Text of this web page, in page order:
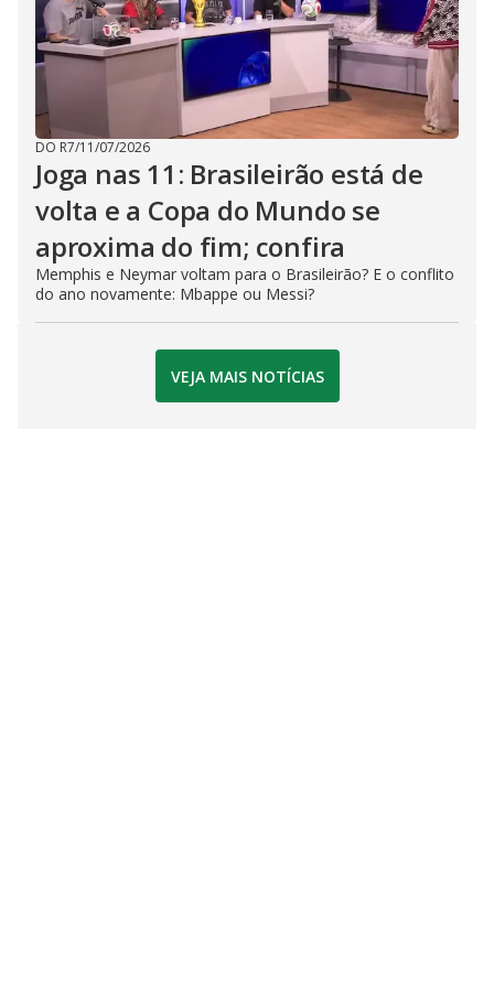
DO R7/11/07/2026
Joga nas 11: Brasileirão está de
volta e a Copa do Mundo se
aproxima do fim; confira
Memphis e Neymar voltam para o Brasileirão? E o conflito
do ano novamente: Mbappe ou Messi?
VEJA MAIS NOTÍCIAS